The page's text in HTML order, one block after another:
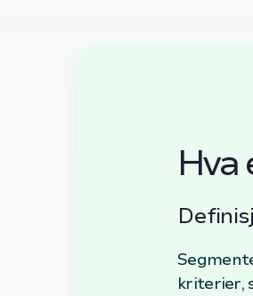
Hva
kriterier,